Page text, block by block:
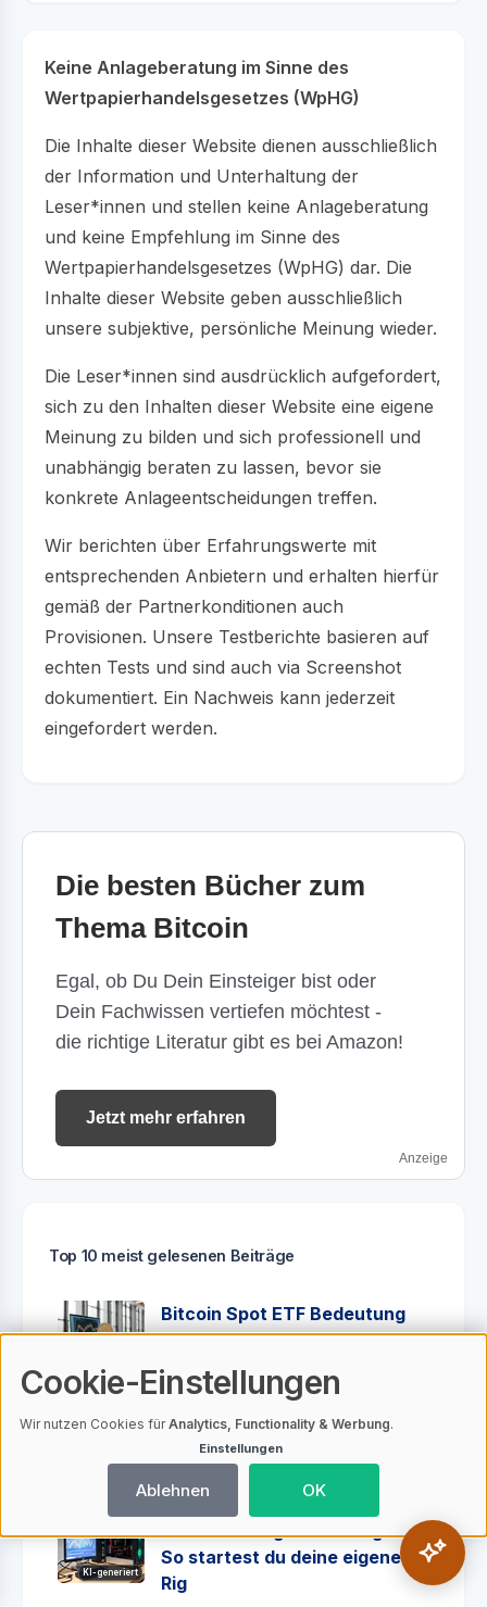
Keine Anlageberatung im Sinne des
Wertpapierhandelsgesetzes (WpHG)
Die Inhalte dieser Website dienen ausschließlich
der Information und Unterhaltung der
Leser*innen und stellen keine Anlageberatung
und keine Empfehlung im Sinne des
Wertpapierhandelsgesetzes (WpHG) dar. Die
Inhalte dieser Website geben ausschließlich
unsere subjektive, persönliche Meinung wieder.
Die Leser*innen sind ausdrücklich aufgefordert,
sich zu den Inhalten dieser Website eine eigene
Meinung zu bilden und sich professionell und
unabhängig beraten zu lassen, bevor sie
konkrete Anlageentscheidungen treffen.
Wir berichten über Erfahrungswerte mit
entsprechenden Anbietern und erhalten hierfür
gemäß der Partnerkonditionen auch
Provisionen. Unsere Testberichte basieren auf
echten Tests und sind auch via Screenshot
dokumentiert. Ein Nachweis kann jederzeit
eingefordert werden.
Die besten Bücher zum
Thema Bitcoin
Egal, ob Du Dein Einsteiger bist oder
Dein Fachwissen vertiefen möchtest -
die richtige Literatur gibt es bei Amazon!
Jetzt mehr erfahren
Anzeige
Top 10 meist gelesenen Beiträge
Bitcoin Spot ETF Bedeutung
KI-generiert
Solana Prognose
KI-generiert
Bitcoin Mining für Anfänger:
So startest du deine eigene
Rig
Cookie-Einstellungen
Wir nutzen Cookies fürAnalytics, Functionality & Werbung.
Einstellungen
Ablehnen OK